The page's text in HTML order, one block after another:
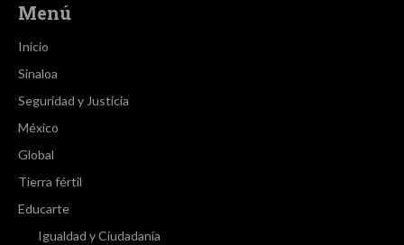
Menú
Inicio
Sinaloa
Seguridad y Justicia
México
Global
Tierra fértil
Educarte
Igualdad y Ciudadanía